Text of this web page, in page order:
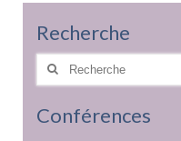
Recherche
Rechercher
Conférences